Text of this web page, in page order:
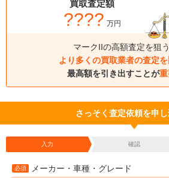
買取査定額
???? 万円
マークIIの高額査定を狙う
より多くの買取業者の査定を
最高額を引き出すことが
さっそく査定依頼を申し
入力 確認
必須 メーカー・車種・グレード